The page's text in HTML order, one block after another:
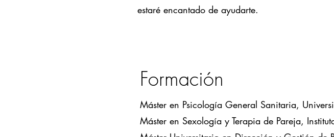
estaré encantado de ayudarte.
Formación
Máster en Psicología General Sanitaria,
Máster en Sexología y Terapia de Pareja,